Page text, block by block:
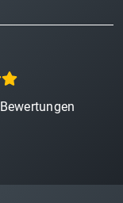
Bewertungen